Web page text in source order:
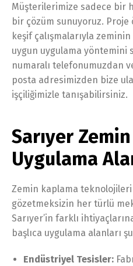
Müşterilerimize sadece bir
bir çözüm sunuyoruz.
keşif çalışmalarıyla
uygun uygulama yöntemini
numaralı telefonumuzdan
posta adresimizden bize
işçiliğimizle tanışabilirsiniz.
Sarıyer
Uygulama
Zemin kaplama teknolojileri
gözetmeksizin her türlü
Sarıyer’in farklı
başlıca uygulama alanları
Endüstriyel Tesisler: